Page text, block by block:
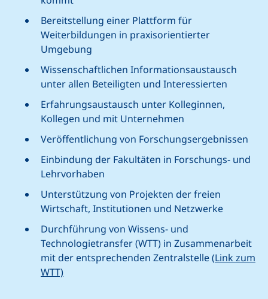
Bereitstellung einer Plattform für
Weiterbildungen in praxisorientierter
Umgebung
Wissenschaftlichen Informationsaustausch
unter allen Beteiligten und Interessierten
Erfahrungsaustausch unter Kolleginnen,
Kollegen und mit Unternehmen
Veröffentlichung von Forschungsergebnissen
Einbindung der Fakultäten in Forschungs- und
Lehrvorhaben
Unterstützung von Projekten der freien
Wirtschaft, Institutionen und Netzwerke
Durchführung von Wissens- und
Technologietransfer (WTT) in Zusammenarbeit
mit der entsprechenden Zentralstelle (Link zum
WTT)